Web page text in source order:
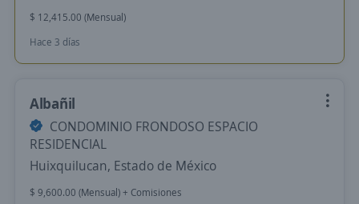
$ 12,415.00 (Mensual)
Hace 3 días
Albañil
CONDOMINIO FRONDOSO ESPACIO
RESIDENCIAL
Huixquilucan, Estado de México
$ 9,600.00 (Mensual) + Comisiones